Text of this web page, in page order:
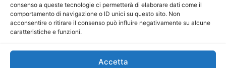
consenso a queste tecnologie ci permetterà di elaborare dati come il
comportamento di navigazione o ID unici su questo sito. Non
acconsentire o ritirare il consenso può influire negativamente su alcune
caratteristiche e funzioni.
Accetta
Main partner